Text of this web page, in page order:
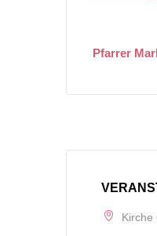
Pfarrer
Kirche